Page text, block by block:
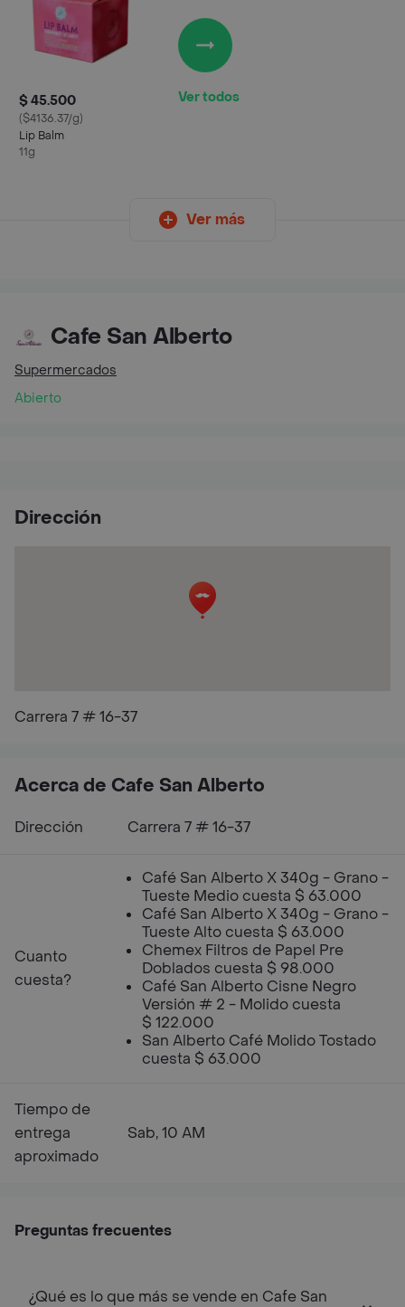
$ 45.500
($4136.37/g)
Lip Balm
11g
Ver todos
Ver más
Cafe San Alberto
Supermercados
Abierto
Dirección
Carrera 7 # 16-37
Acerca de Cafe San Alberto
Dirección Carrera 7 # 16-37
Cuanto
cuesta?
Café San Alberto X 340g - Grano -
Tueste Medio cuesta $ 63.000
Café San Alberto X 340g - Grano -
Tueste Alto cuesta $ 63.000
Chemex Filtros de Papel Pre
Doblados cuesta $ 98.000
Café San Alberto Cisne Negro
Versión # 2 - Molido cuesta
$ 122.000
San Alberto Café Molido Tostado
cuesta $ 63.000
Tiempo de
entrega
aproximado
Sab, 10 AM
Preguntas frecuentes
¿Qué es lo que más se vende en Cafe San